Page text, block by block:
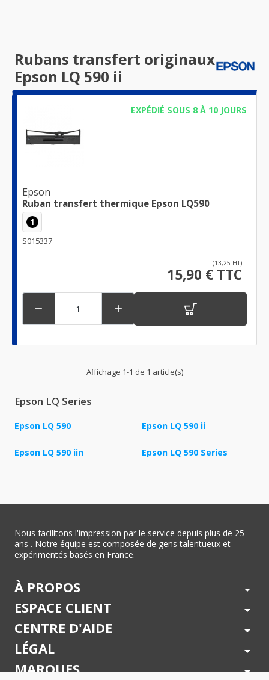
Rubans transfert originaux
Epson LQ 590 ii
EXPÉDIÉ SOUS 8 À 10 JOURS
Epson
Ruban transfert thermique Epson LQ590
1
S015337
(13,25 HT)
15,90 € TTC
 
Affichage 1-1 de 1 article(s)
Epson LQ Series
Epson LQ 590 Epson LQ 590 ii
Epson LQ 590 iin Epson LQ 590 Series
Nous facilitons l'impression par le service depuis plus de 25
ans . Notre équipe est composée de gens talentueux et
expérimentés basés en France.
À PROPOS arrow_drop_down
ESPACE CLIENT arrow_drop_down
CENTRE D'AIDE arrow_drop_down
LÉGAL arrow_drop_down
MARQUES arrow_drop_down